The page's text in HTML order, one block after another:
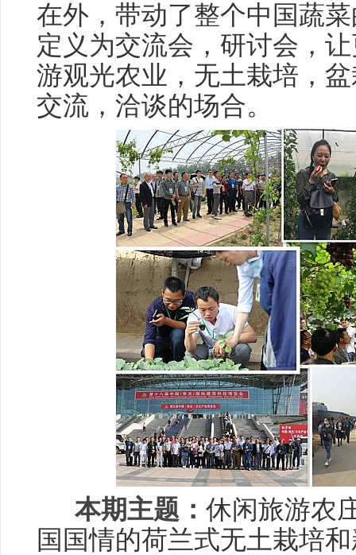
在外，带动了整个中国蔬
定义为交流会，研讨会，
游观光农业，无土栽培，
交流，洽谈的场合。
本期主题： 休闲旅游农
国国情的荷兰式无土栽培